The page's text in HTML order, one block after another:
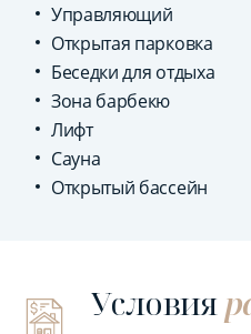
Управляющий
Открытая парковка
Беседки для отдыха
Зона барбекю
Лифт
Сауна
Открытый бассейн
Условия